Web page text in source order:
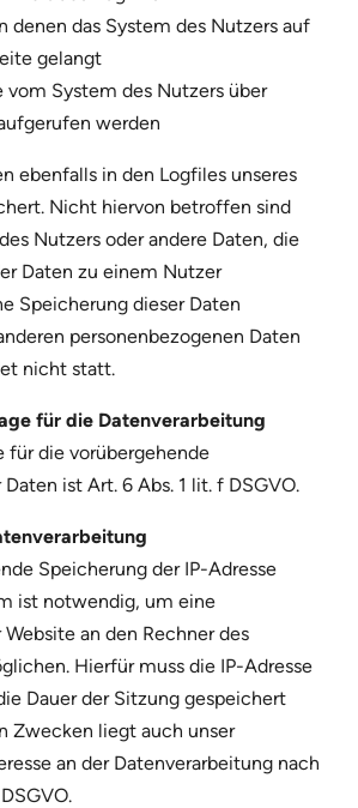
denen das System des Nutzers auf
gelangt
vom System des Nutzers über
werden
ebenfalls in den Logfiles unseres
Nicht hiervon betroffen sind
Nutzers oder andere Daten, die
Daten zu einem Nutzer
Speicherung dieser Daten
personenbezogenen Daten
nicht statt.
für die Datenverarbeitung
für die vorübergehende
ist Art. 6 Abs. 1 lit. f DSGVO.
Speicherung der IP-Adresse
ist notwendig, um eine
an den Rechner des
Hierfür muss die IP-Adresse
Dauer der Sitzung gespeichert
Zwecken liegt auch unser
an der Datenverarbeitung nach